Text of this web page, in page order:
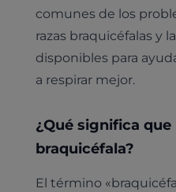
comunes de los
razas braquicéfalas y
disponibles para
a respirar mejor.
¿Qué significa que
braquicéfala?
El término